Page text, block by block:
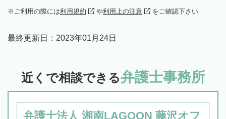
ご利用の際には利用規約 や利用上の注意 をご確認下さい
最終更新日： 2023年01月24日
近くで相談できる弁護士事務所
弁護士法人 湘南LAGOON 藤沢オフ